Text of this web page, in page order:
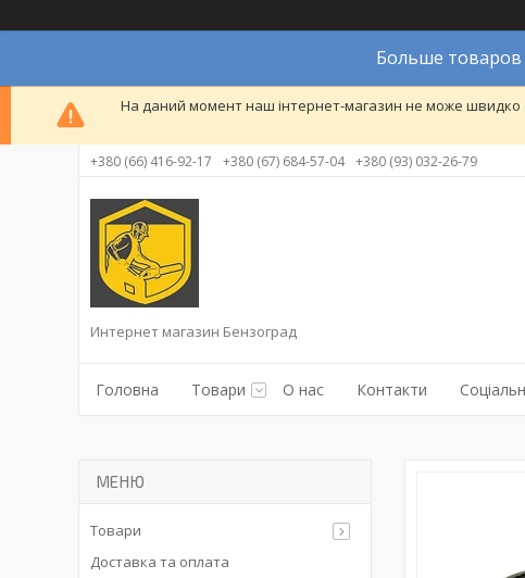
Больше
На даний момент наш інтернет-магазин не може швидко
+380 (66) 416-92-17 +380 (67) 684-57-04 +380 (93) 032-26-79
Интернет магазин Бензоград
Головна Товари О нас Контакти
Товари
Доставка та оплата